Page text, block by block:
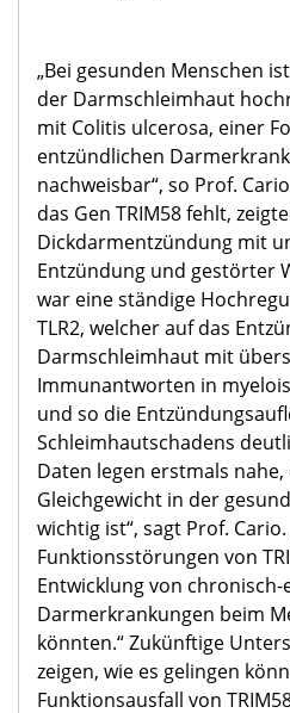
„Bei gesunden Menschen
der Darmschleimhaut
mit Colitis ulcerosa, einer
entzündlichen
nachweisbar“, so Prof.
das Gen TRIM58 fehlt,
Dickdarmentzündung mit
Entzündung und gestörter
war eine ständige
TLR2, welcher auf das
Darmschleimhaut mit
Immunantworten in
und so die
Schleimhautschadens
Daten legen erstmals nahe,
Gleichgewicht in der
wichtig ist“, sagt Prof.
Funktionsstörungen von
Entwicklung von
Darmerkrankungen beim
könnten.“ Zukünftige
zeigen, wie es gelingen
Funktionsausfall von